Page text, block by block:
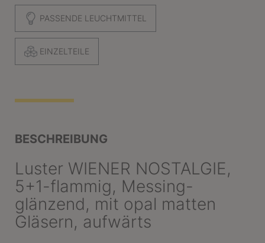
PASSENDE LEUCHTMITTEL
EINZELTEILE
BESCHREIBUNG
Luster WIENER NOSTALGIE,
5+1-flammig, Messing-
glänzend, mit opal matten
Gläsern, aufwärts